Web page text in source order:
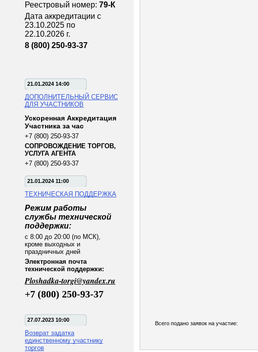
Реестровый номер: 79-К
Дата аккредитации с
23.10.2025 по
22.10.2026 г.
8 (800) 250-93-37
21.01.2024 14:00
ДОПОЛНИТЕЛЬНЫЙ СЕРВИС
ДЛЯ УЧАСТНИКОВ
Ускоренная Аккредитация
Участника за час
+7 (800) 250-93-37
СОПРОВОЖДЕНИЕ ТОРГОВ,
УСЛУГА АГЕНТА
+7 (800) 250-93-37
21.01.2024 11:00
ТЕХНИЧЕСКАЯ ПОДДЕРЖКА
Режим работы
службы технической
поддержки:
с 8:00 до 20:00 (по МСК),
кроме выходных и
праздничных дней
Электронная почта
технической поддержки:
Ploshadka-torgi@yandex.ru
+7 (800) 250-93-37
27.07.2023 10:00
Возврат задатка
единственному участнику
торгов
Всего подано заявок на участие: